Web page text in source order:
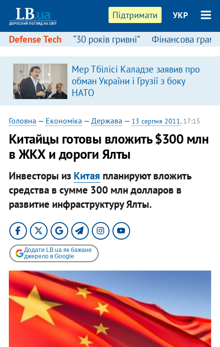
Підтримати УКР
Defense Tech “30 років гривні” Фінансова
Мер Тбілісі Каладзе заявив про
обман України і Грузії з боку
НАТО
Головна — Економіка — Держава — 13 серпня 2011, 17:15
Китайцы готовы вложить $300 млн
в ЖКХ и дороги Ялты
Инвесторы из Китая планируют вложить
средства в сумме 300 млн долларов в
развитие инфраструктуру Ялты.
Додати LB.ua як бажане
джерело в Google